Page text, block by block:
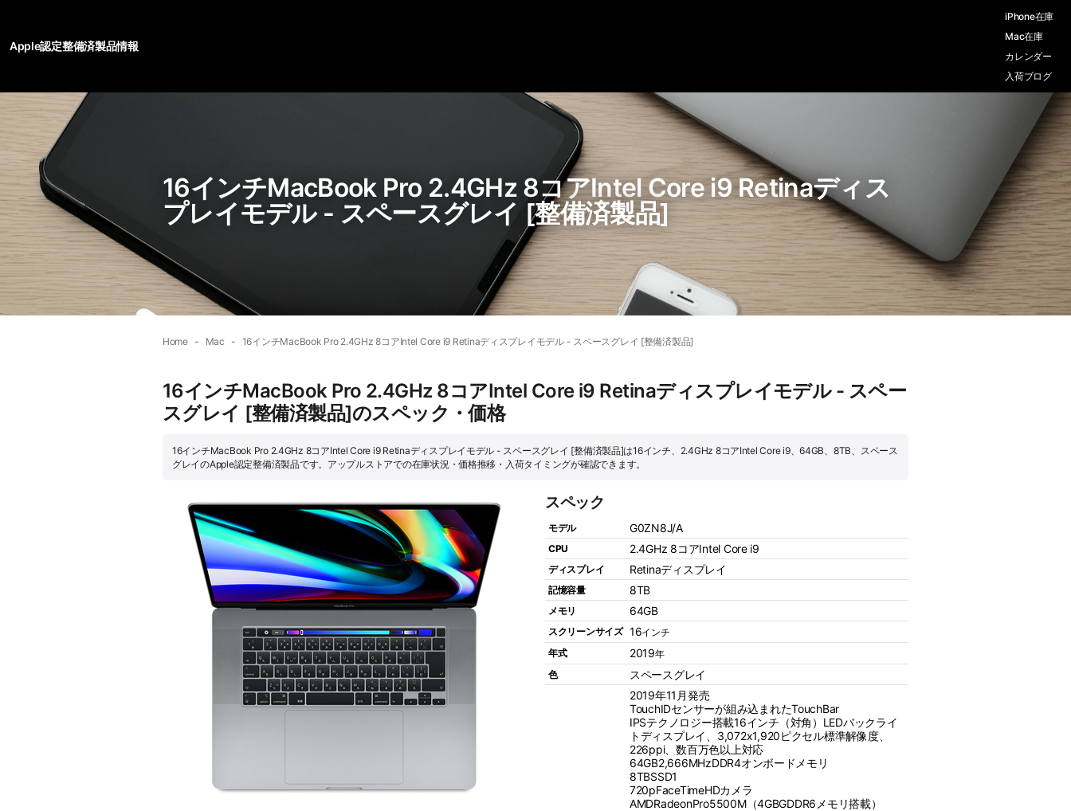
Apple認定整備済製品情報
iPhone在庫
Mac在庫
カレンダー
入荷ブログ
16インチMacBook Pro 2.4GHz 8コアIntel Core i9 Retinaディス
プレイモデル - スペースグレイ [整備済製品]
Home Mac 16インチMacBook Pro 2.4GHz 8コアIntel Core i9 Retinaディスプレイモデル - スペースグレイ [整備済製品]
16インチMacBook Pro 2.4GHz 8コアIntel Core i9 Retinaディスプレイモデル - スペー
スグレイ [整備済製品]のスペック・価格
16インチMacBook Pro 2.4GHz 8コアIntel Core i9 Retinaディスプレイモデル - スペースグレイ [整備済製品]は16インチ、2.4GHz 8コアIntel Core i9、64GB、8TB、スペース
グレイのApple認定整備済製品です。アップルストアでの在庫状況・価格推移・入荷タイミングが確認できます。
スペック
モデル G0ZN8J/A
CPU 2.4GHz 8コアIntel Core i9
ディスプレイ Retinaディスプレイ
記憶容量 8TB
メモリ 64GB
スクリーンサイズ 16インチ
年式
2019年
色
スペースグレイ
2019年11月発売
TouchIDセンサーが組み込まれたTouchBar
IPSテクノロジー搭載16インチ（対角）LEDバックライ
トディスプレイ、3,072x1,920ピクセル標準解像度、
226ppi、数百万色以上対応
64GB2,666MHzDDR4オンボードメモリ
8TBSSD1
720pFaceTimeHDカメラ
AMDRadeonPro5500M（4GBGDDR6メ‍モ‍リ搭載）